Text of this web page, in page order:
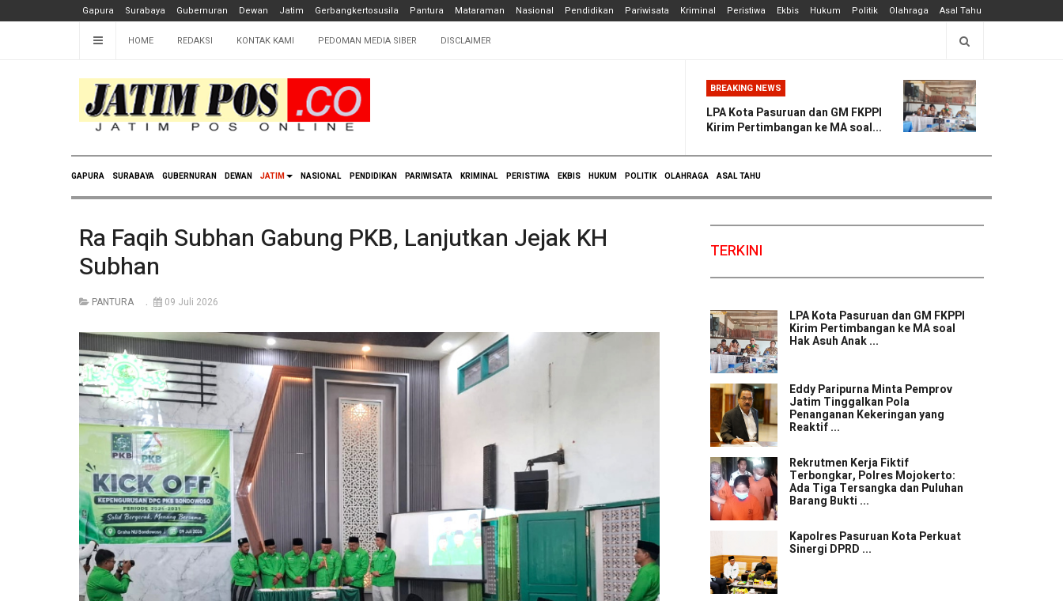
Gapura Surabaya Gubernuran Dewan Jatim Gerbangkertosusila Pantura Mataraman Nasional Pendidikan Pariwisata Kriminal Peristiwa Ekbis Hukum Politik Olahraga Asal Tahu
HOME REDAKSI KONTAK KAMI PEDOMAN MEDIA SIBER DISCLAIMER
BREAKING NEWS
LPA Kota Pasuruan dan GM FKPPI
Kirim Pertimbangan ke MA soal...
GAPURA SURABAYA GUBERNURAN DEWAN JATIM NASIONAL PENDIDIKAN PARIWISATA KRIMINAL PERISTIWA EKBIS HUKUM POLITIK OLAHRAGA ASAL TAHU
Ra Faqih Subhan Gabung PKB, Lanjutkan Jejak KH
Subhan
PANTURA 09 Juli 2026
TERKINI
LPA Kota Pasuruan dan GM FKPPI
Kirim Pertimbangan ke MA soal
Hak Asuh Anak ...
Eddy Paripurna Minta Pemprov
Jatim Tinggalkan Pola
Penanganan Kekeringan yang
Reaktif ...
Rekrutmen Kerja Fiktif
Terbongkar, Polres Mojokerto:
Ada Tiga Tersangka dan Puluhan
Barang Bukti ...
Kapolres Pasuruan Kota Perkuat
Sinergi DPRD ...